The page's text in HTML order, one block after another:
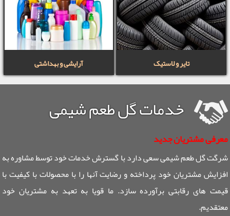
تایر و لاستیک آرایشی و بهداشتی
خدمات گل طعم شیمی
معرفی مشتریان جدید
شرگت گل طعم شیمی سعی دارد با گسترش خدمات خود توسط مشاوره به
افزایش مشتریان خود پرداخته و رضایت آنها را با محصولات با کیفیت با
قیمت های رقابتی برآورده سازد. ما قویا به تعهد به مشتریان خود
معتقدیم.